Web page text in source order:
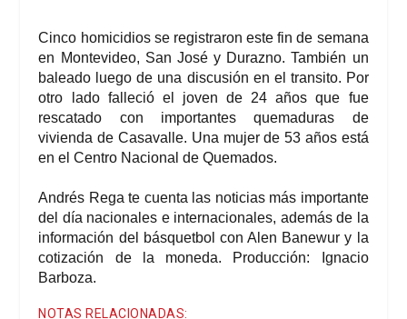
Cinco homicidios se registraron este fin de semana
en Montevideo, San José y Durazno. También un
baleado luego de una discusión en el transito. Por
otro lado falleció el joven de 24 años que fue
rescatado con importantes quemaduras de
vivienda de Casavalle. Una mujer de 53 años está
en el Centro Nacional de Quemados.
Andrés Rega te cuenta las noticias más importante
del día nacionales e internacionales, además de la
información del básquetbol con Alen Banewur y la
cotización de la moneda. Producción: Ignacio
Barboza.
NOTAS RELACIONADAS: